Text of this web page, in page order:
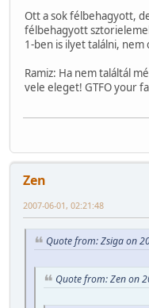
Ott a sok félbehagyott,
félbehagyott
1-ben is ilyet találni, nem
Ramiz: Ha nem találtál
vele eleget! GTFO your
Zen
2007-06-01, 02:21:48
Quote from: Zsiga on
Quote from: Zen on